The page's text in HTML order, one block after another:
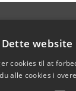
Dette website
cookies til at
alle cookies i